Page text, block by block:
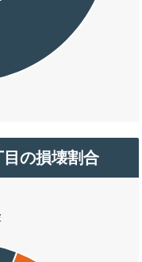
の損壊割合